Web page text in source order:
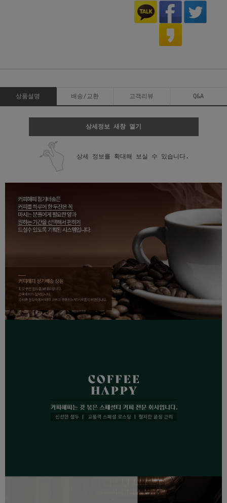
상품설명 배송/교환 고객리뷰 Q&A
상세정보 새창 열기
상세 정보를 확대해 보실 수 있습니다.